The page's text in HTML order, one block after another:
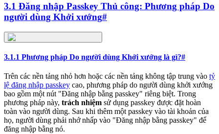
3.1 Đăng nhập Passkey Thủ công: Phương pháp Do
người dùng Khởi xướng#
3.1.1 Phương pháp Do người dùng Khởi xướng là gì?#
Trên các nền tảng nhỏ hơn hoặc các nền tảng không tập trung vào tỷ
lệ đăng nhập passkey cao, phương pháp do người dùng khởi xướng
bao gồm một nút "Đăng nhập bằng passkey" riêng biệt. Trong
phương pháp này, trách nhiệm sử dụng passkey được đặt hoàn
toàn vào người dùng. Sau khi thêm một passkey vào tài khoản của
họ, người dùng phải nhớ nhấp vào "Đăng nhập bằng passkey" để
đăng nhập bằng nó.